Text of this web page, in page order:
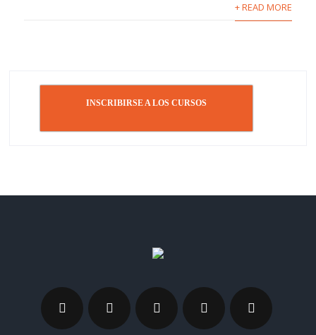
+ READ MORE
INSCRIBIRSE A LOS CURSOS